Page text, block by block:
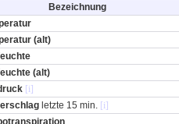
Bezeichnung
(alt)
(alt)
[i]
letzte 15 min. [i]